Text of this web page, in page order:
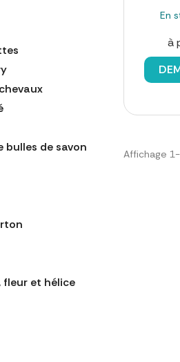
bulles de savon
fleur et hélice
En
à
Affichage